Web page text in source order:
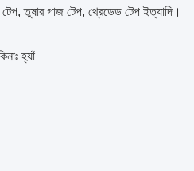
টেপ, তুষার গাজ টেপ, থ্রেডেড টেপ ইত্যাদি।
হ্যাঁ